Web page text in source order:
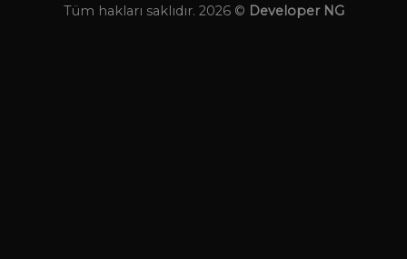
Tüm hakları saklıdır. 2026 © Developer NG